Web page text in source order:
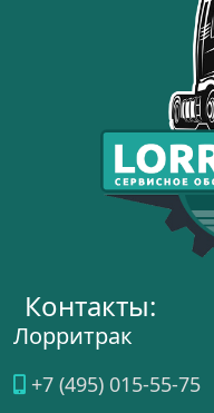
Контакты:
Лорритрак
+7 (495) 015-55-75